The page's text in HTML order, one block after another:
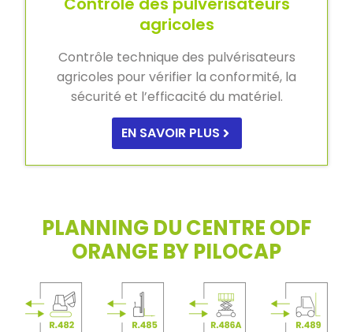
agricoles
Contrôle technique des pulvérisateurs
agricoles pour vérifier la conformité, la
sécurité et l’efficacité du matériel.
EN SAVOIR PLUS
PLANNING DU CENTRE ODF
ORANGE BY PILOCAP